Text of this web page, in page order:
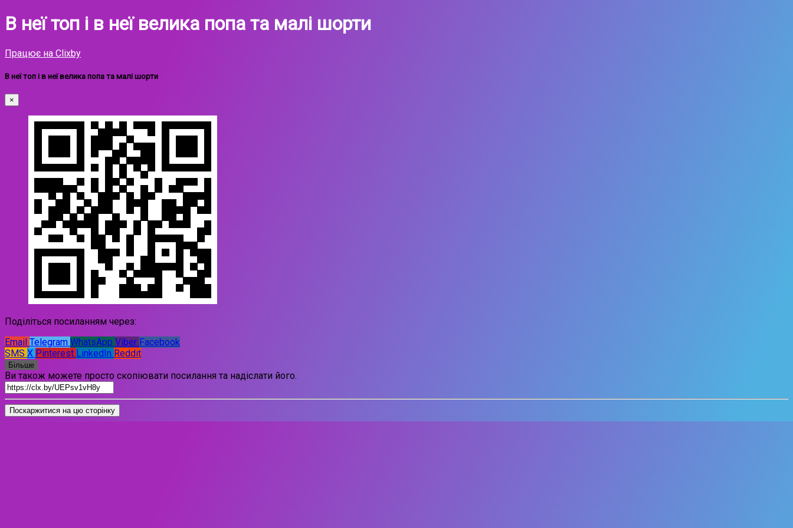
В неї топ і в неї велика попа та малі шорти
Працює на Clixby
В неї топ і в неї велика попа та малі шорти
×
Поділіться посиланням через:
Email Telegram WhatsApp Viber Facebook
SMS X Pinterest LinkedIn Reddit
Більше
Ви також можете просто скопіювати посилання та надіслати його.
Поскаржитися на цю сторінку